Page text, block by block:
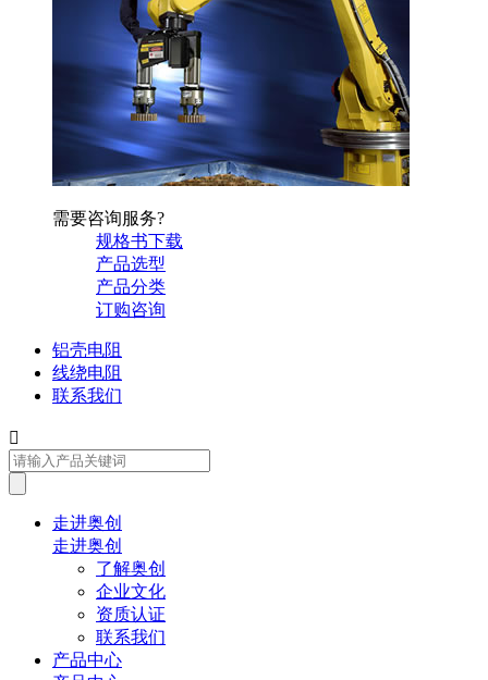
需要咨询服务?
规格书下载
产品选型
产品分类
订购咨询
铝壳电阻
线绕电阻
联系我们

走进奥创
走进奥创
了解奥创
企业文化
资质认证
联系我们
产品中心